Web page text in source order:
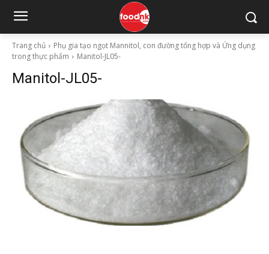
Trang chủ
Phụ gia tạo ngọt Mannitol, con đường tổng hợp và Ứng dụng
trong thực phẩm
Manitol-JL05-
Manitol-JL05-